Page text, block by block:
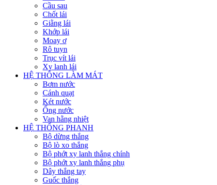
Cầu sau
Chốt lái
Giằng lái
Khớp lái
Moay ơ
Rô tuyn
Trục vít lái
Xy lanh lái
HỆ THỐNG LÀM MÁT
Bơm nước
Cánh quạt
Két nước
Ống nước
Van hằng nhiệt
HỆ THỐNG PHANH
Bộ dừng thắng
Bộ lò xo thắng
Bộ phớt xy lanh thắng chính
Bộ phớt xy lanh thắng phụ
Dây thắng tay
Guốc thắng